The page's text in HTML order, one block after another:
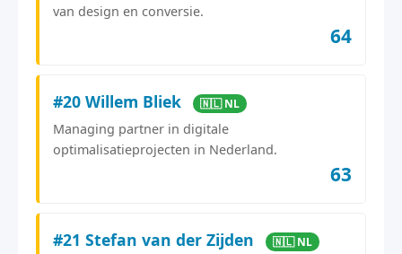
van design en conversie.
64
#20 Willem Bliek 🇳🇱 NL
Managing partner in digitale
optimalisatieprojecten in Nederland.
63
#21 Stefan van der Zijden 🇳🇱 NL